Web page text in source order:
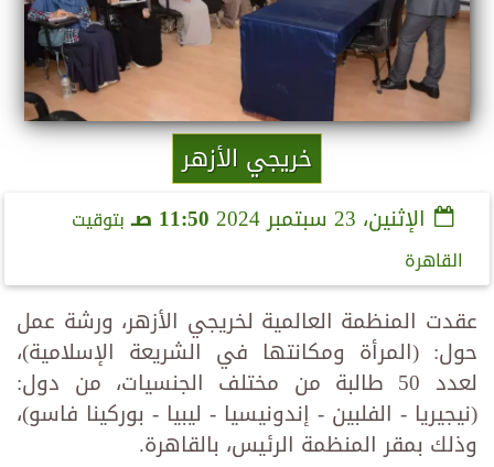
خريجي الأزهر
الإثنين، 23 سبتمبر 2024 11:50 صـ
بتوقيت
القاهرة
عقدت المنظمة العالمية لخريجي الأزهر، ورشة عمل
حول: (المرأة ومكانتها في الشريعة الإسلامية)،
لعدد 50 طالبة من مختلف الجنسيات، من دول:
(نيجيريا - الفلبين - إندونيسيا - ليبيا - بوركينا فاسو)،
وذلك بمقر المنظمة الرئيس، بالقاهرة.